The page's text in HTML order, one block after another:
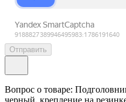
Отправить
Вопрос о товаре: